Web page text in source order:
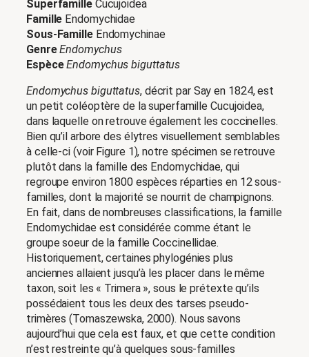
SuperfamilleCucujoidea
Famille Endomychidae
Sous-FamilleEndomychinae
Genre Endomychus
Espèce Endomychus biguttatus
Endomychus biguttatus, décrit par Say en 1824, est
un petit coléoptère de la superfamille Cucujoidea,
dans laquelle on retrouve également les coccinelles.
Bien qu’il arbore des élytres visuellement semblables
à celle-ci (voir Figure 1), notre spécimen se retrouve
plutôt dans la famille des Endomychidae, qui
regroupe environ 1800 espèces réparties en 12 sous-
familles, dont la majorité se nourrit de champignons.
En fait, dans de nombreuses classifications, la famille
Endomychidae est considérée comme étant le
groupe soeur de la famille Coccinellidae.
Historiquement, certaines phylogénies plus
anciennes allaient jusqu’à les placer dans le même
taxon, soit les « Trimera », sous le prétexte qu’ils
possédaient tous les deux des tarses pseudo-
trimères (Tomaszewska, 2000). Nous savons
aujourd’hui que cela est faux, et que cette condition
n’est restreinte qu’à quelques sous-familles